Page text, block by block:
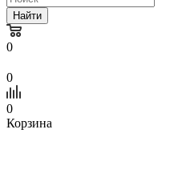
Найти
0
0
0
Корзина